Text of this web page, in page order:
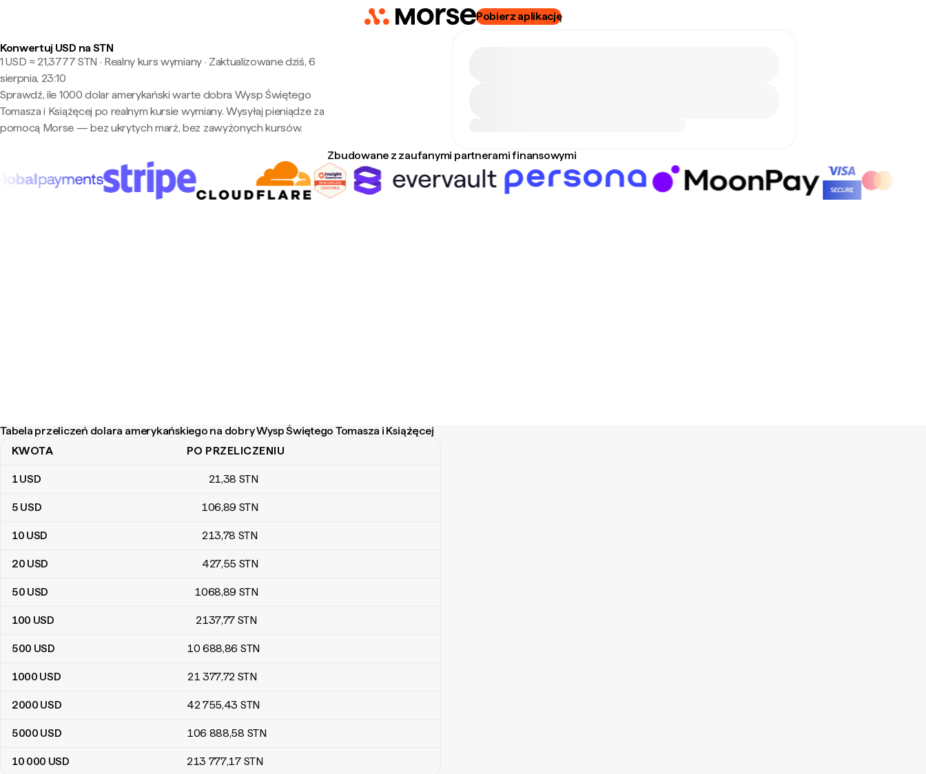
Pobierz aplikację
Konwertuj USD na STN
1 USD ≈ 21,3777 STN · Realny kurs wymiany· Zaktualizowane dziś, 6
sierpnia, 23:10
Sprawdź, ile 1000 dolar amerykański warte dobra Wysp Świętego
Tomasza i Książęcej po realnym kursie wymiany. Wysyłaj pieniądze za
pomocą Morse — bez ukrytych marż, bez zawyżonych kursów.
Zbudowane z zaufanymi partnerami finansowymi
Tabela przeliczeń dolara amerykańskiego na dobry Wysp Świętego Tomasza i Książęcej
Tabela przeliczeń dolara amerykańskiego na dobry Wysp Świętego Tomasza i Książęcej
KWOTA PO PRZELICZENIU
1USD 21,38 STN
5 USD 106,89 STN
10 USD 213,78 STN
20 USD 427,55 STN
50 USD 1068,89 STN
100 USD 2137,77 STN
500 USD 10 688,86 STN
1000 USD 21 377,72 STN
2000 USD 42 755,43 STN
5000 USD 106 888,58 STN
10 000 USD 213 777,17 STN